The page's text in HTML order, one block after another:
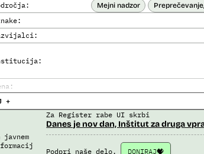
Mejni nadzor
učinka na človekove pravice opravljena:
učinka na osebne podatke opravljena:
+
Za Register rabe UI skrbi
Danes je nov dan, Inštitut za druga
Podpri naše delo. DONIRAJ